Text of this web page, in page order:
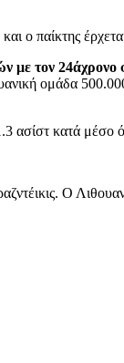
παίκτης
με τον
ομάδα
ασίστ κατά
Ο